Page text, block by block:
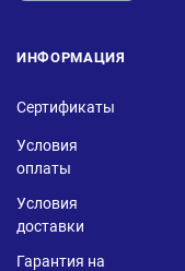
ИНФОРМАЦИЯ
Сертификаты
Условия
оплаты
Условия
доставки
Гарантия на